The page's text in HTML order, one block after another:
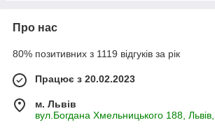
Про нас
80% позитивних з 1119 відгуків за рік
Працює з 20.02.2023
м. Львів
вул.Богдана Хмельницького 188,